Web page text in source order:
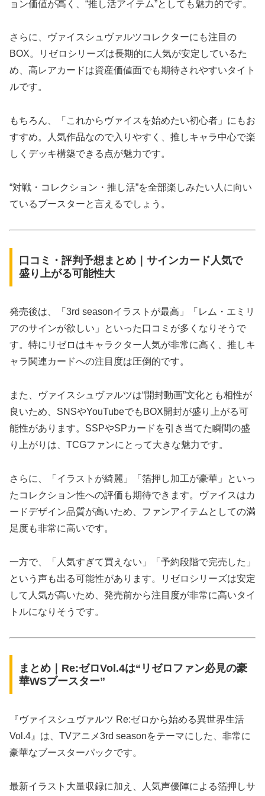
ョン価値が高く、“推し活アイテム”としても魅力的です。
さらに、ヴァイスシュヴァルツコレクターにも注目の
BOX。リゼロシリーズは長期的に人気が安定しているた
め、高レアカードは資産価値面でも期待されやすいタイト
ルです。
もちろん、「これからヴァイスを始めたい初心者」にもお
すすめ。人気作品なので入りやすく、推しキャラ中心で楽
しくデッキ構築できる点が魅力です。
“対戦・コレクション・推し活”を全部楽しみたい人に向い
ているブースターと言えるでしょう。
口コミ・評判予想まとめ｜サインカード人気で
盛り上がる可能性大
発売後は、「3rd seasonイラストが最高」「レム・エミリ
アのサインが欲しい」といった口コミが多くなりそうで
す。特にリゼロはキャラクター人気が非常に高く、推しキ
ャラ関連カードへの注目度は圧倒的です。
また、ヴァイスシュヴァルツは“開封動画”文化とも相性が
良いため、SNSやYouTubeでもBOX開封が盛り上がる可
能性があります。SSPやSPカードを引き当てた瞬間の盛
り上がりは、TCGファンにとって大きな魅力です。
さらに、「イラストが綺麗」「箔押し加工が豪華」といっ
たコレクション性への評価も期待できます。ヴァイスはカ
ードデザイン品質が高いため、ファンアイテムとしての満
足度も非常に高いです。
一方で、「人気すぎて買えない」「予約段階で完売した」
という声も出る可能性があります。リゼロシリーズは安定
して人気が高いため、発売前から注目度が非常に高いタイ
トルになりそうです。
まとめ｜Re:ゼロVol.4は“リゼロファン必見の豪
華WSブースター”
『ヴァイスシュヴァルツ Re:ゼロから始める異世界生活
Vol.4』は、TVアニメ3rd seasonをテーマにした、非常に
豪華なブースターパックです。
最新イラスト大量収録に加え、人気声優陣による箔押しサ